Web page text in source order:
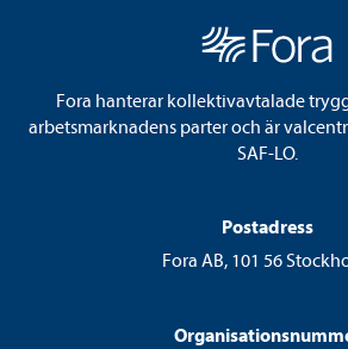
Fora hanterar kollektivavtalade
arbetsmarknadens parter och är
SAF-LO.
Postadress
Fora AB, 101 56